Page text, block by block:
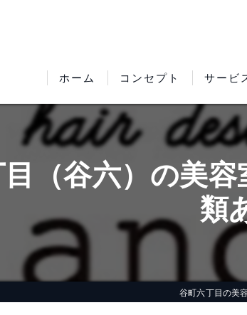
ホーム コンセプト
谷町六丁目の美容室･hair
谷町六丁目の美容室･hair
谷町六丁目の美容室･hair
サービ
（谷六）の美
類
谷町六丁目の美